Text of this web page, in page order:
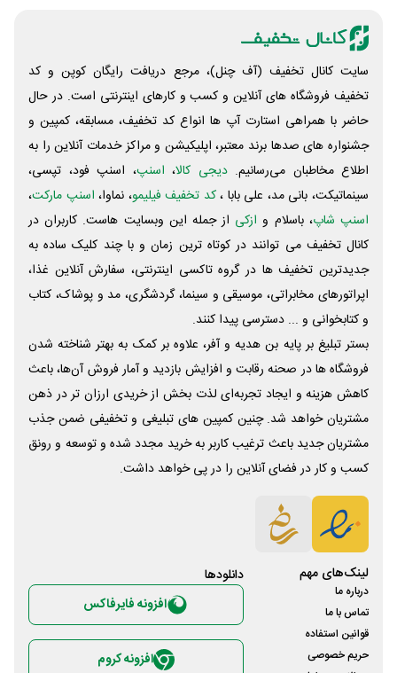
سایت کانال تخفیف (آف چنل)، مرجع دریافت رایگان کوپن و کد
تخفیف فروشگاه های آنلاین و کسب و‌ کارهای اینترنتی است. در حال
حاضر با همراهی استارت آپ ها انواع کد تخفیف، مسابقه، کمپین و
جشنواره های صدها برند معتبر، اپلیکیشن و مراکز خدمات آنلاین را به
اطلاع مخاطبان می‌رسانیم. دیجی کالا، اسنپ، اسنپ فود، تپسی،
سینماتیکت، بانی مد، علی‌ بابا ،کد تخفیف فیلیمو، نماوا، اسنپ مارکت،
اسنپ شاپ، باسلام و ازکی از جمله این وبسایت ‌هاست. کاربران در
کانال تخفیف می توانند در کوتاه ترین زمان و با چند کلیک ساده به
جدیدترین تخفیف ها در گروه تاکسی اینترنتی، سفارش آنلاین غذا،
اپراتورهای مخابراتی، موسیقی و سینما، گردشگری، مد و پوشاک، کتاب
و کتابخوانی و ... دسترسی پیدا کنند.
بستر تبلیغ بر پایه بن هدیه و آفر، علاوه بر کمک به بهتر شناخته شدن
فروشگاه ها در صحنه رقابت و افزایش بازدید و آمار فروش آن‌ها، باعث
کاهش هزینه و ایجاد تجربه‌ای لذت بخش از خریدی ارزان تر در ذهن
مشتریان خواهد شد. چنین کمپین های تبلیغی و تخفیفی ضمن جذب
مشتریان جدید باعث ترغیب کاربر به خرید مجدد شده و توسعه و رونق
کسب و کار در فضای آنلاین را در پی خواهد داشت.
لینک‌های مهم
درباره ما
تماس با ما
قوانین استفاده
حریم خصوصی
دانلود‌ها
افزونه فایرفاکس
افزونه کروم